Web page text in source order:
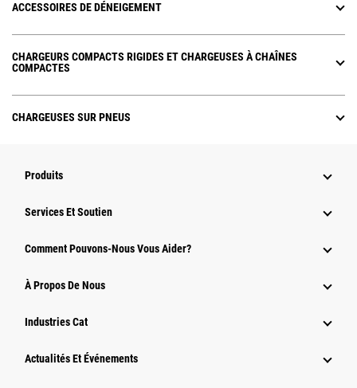
ACCESSOIRES DE DÉNEIGEMENT
CHARGEURS COMPACTS RIGIDES ET CHARGEUSES À CHAÎNES
COMPACTES
CHARGEUSES SUR PNEUS
Produits
Services Et Soutien
Comment Pouvons-Nous Vous Aider?
À Propos De Nous
Industries Cat
Actualités Et Événements